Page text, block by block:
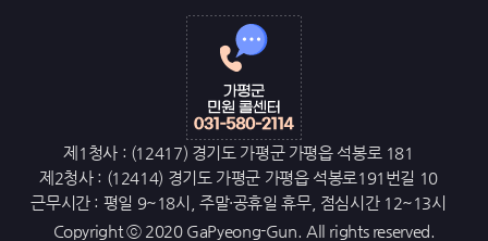
제1청사 : (12417) 경기도 가평군 가평읍 석봉로 181
제2청사 : (12414) 경기도 가평군 가평읍 석봉로191번길 10
근무시간 : 평일 9~18시, 주말·공휴일 휴무, 점심시간 12~13시
Copyright ⓒ 2020 GaPyeong-Gun. All rights reserved.